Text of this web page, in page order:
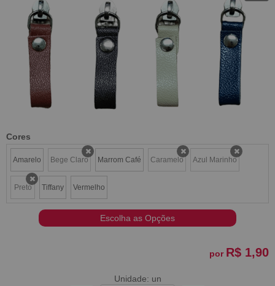
Cores
Amarelo Bege Claro
x Marrom Café Caramelo
x Azul Marinho
x
Preto
x Tiffany Vermelho
Escolha as Opções
por R$ 1,90
Unidade: un